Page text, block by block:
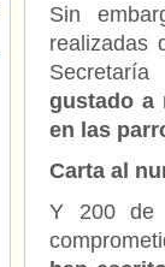
Sin
realizadas
gustado a
en las
Carta al
Y 200 de